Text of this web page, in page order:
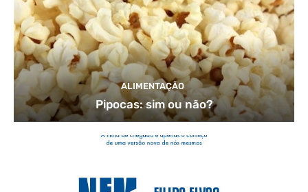
ALIMENTAÇÃO
Pipocas: sim ou não?